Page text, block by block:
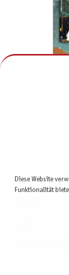
Diese Website
Funktionalität